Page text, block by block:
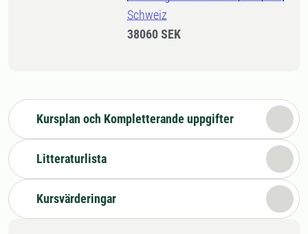
Schweiz
38060 SEK
Kursplan och Kompletterande uppgifter
Litteraturlista
Kursvärderingar